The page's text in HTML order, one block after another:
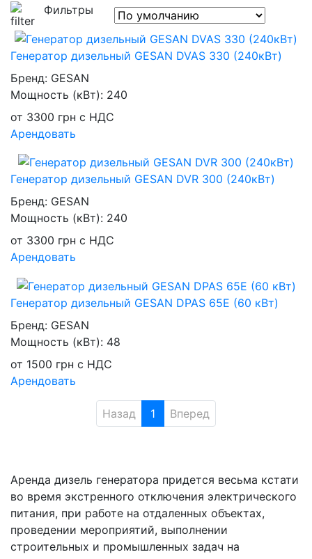
Фильтры
Генератор дизельный GESAN DVAS 330 (240кВт)
Бренд: GESAN
Мощность (кВт): 240
от 3300 грн с НДС
Арендовать
Генератор дизельный GESAN DVR 300 (240кВт)
Бренд: GESAN
Мощность (кВт): 240
от 3300 грн с НДС
Арендовать
Генератор дизельный GESAN DPAS 65E (60 кВт)
Бренд: GESAN
Мощность (кВт): 48
от 1500 грн с НДС
Арендовать
Назад 1 Вперед
Аренда дизель генератора придется весьма кстати
во время экстренного отключения электрического
питания, при работе на отдаленных объектах,
проведении мероприятий, выполнении
строительных и промышленных задач на